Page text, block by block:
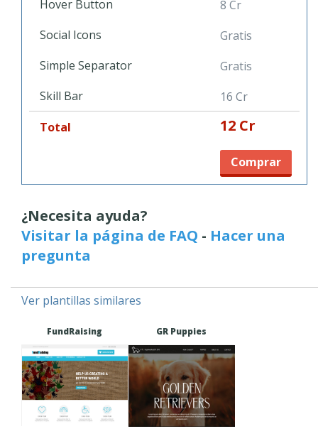
Hover Button
8 Cr
Social Icons
Gratis
Simple Separator
Gratis
Skill Bar
16 Cr
Total
12 Cr
Comprar
¿Necesita ayuda?
Visitar la página de FAQ - Hacer una
pregunta
Ver plantillas similares
FundRaising GR Puppies